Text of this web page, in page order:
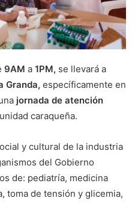
9AM a 1PM, se llevará a
Granda, específicamente en
jornada de atención
caraqueña.
y cultural de la industria
del Gobierno
de: pediatría, medicina
toma de tensión y glicemia,